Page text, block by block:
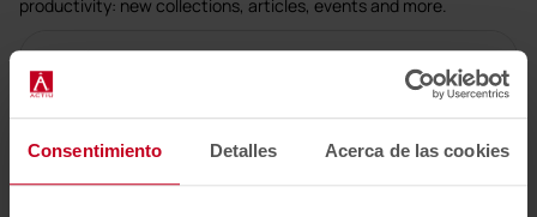
Consentimiento Detalles Acerca de las cookies
productivity: new collections, articles, events and more.
Subscribe
I have read and accept the